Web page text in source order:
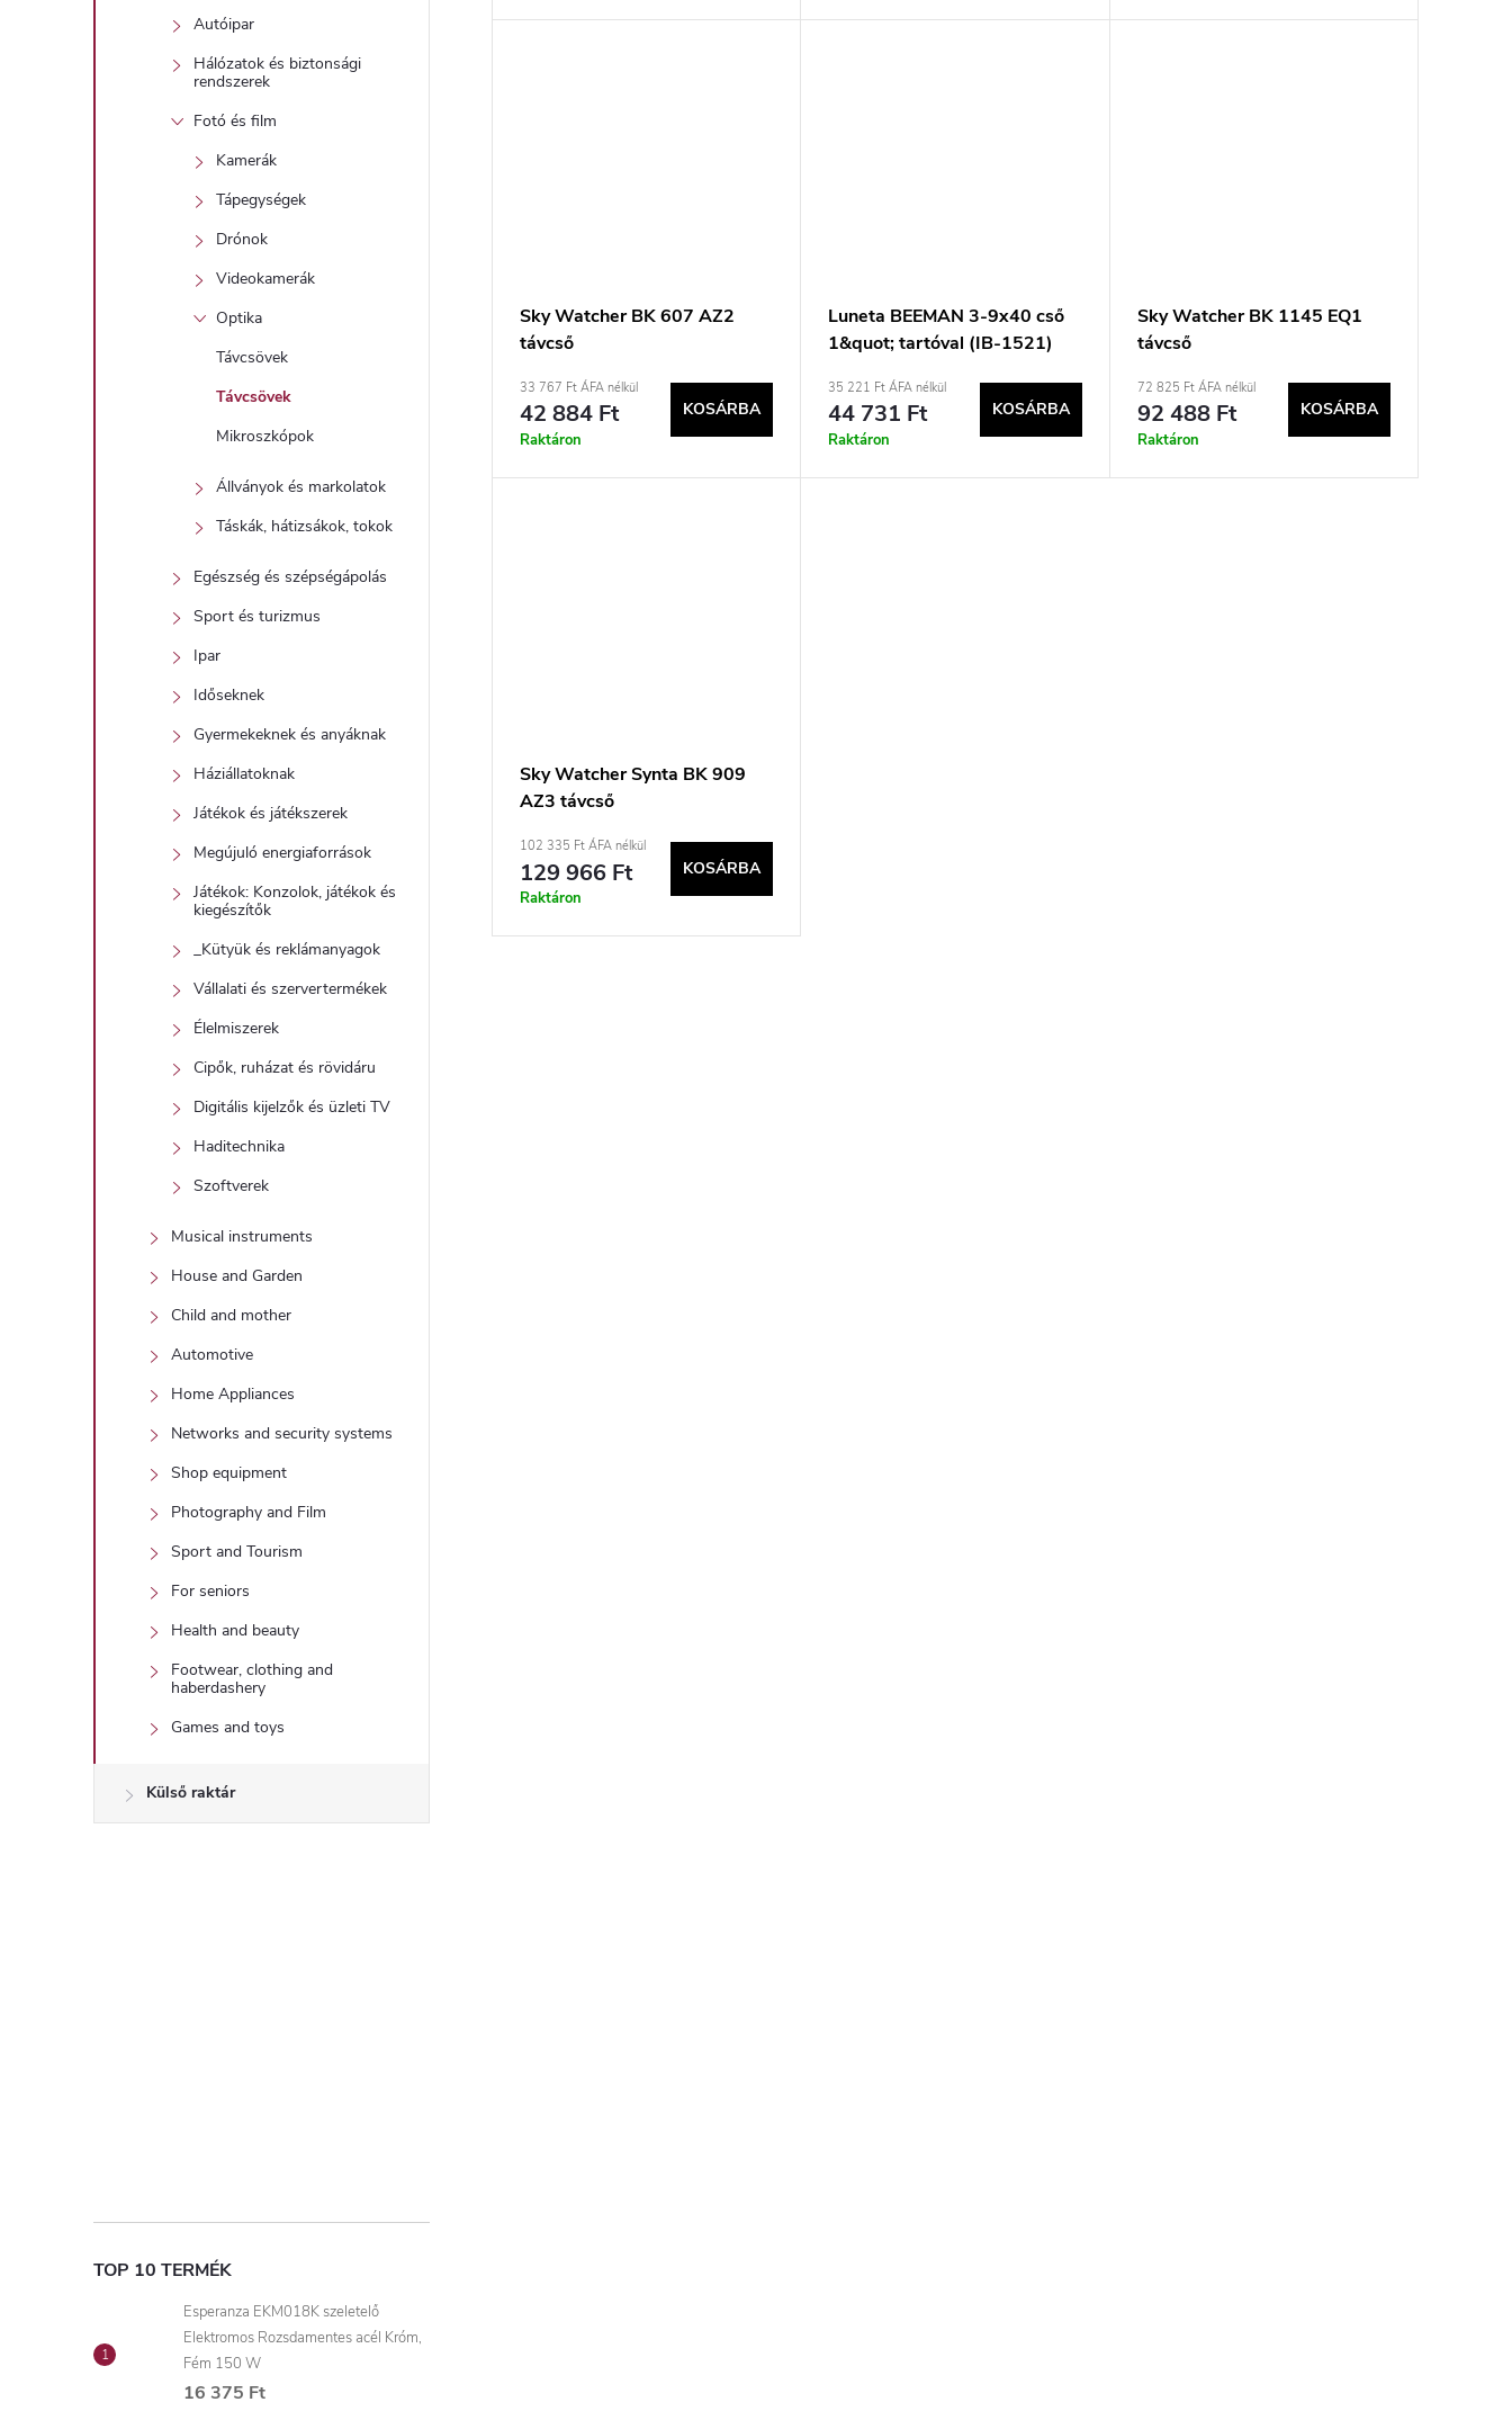
Autóipar
Hálózatok és biztonsági
rendszerek
Fotó és film
Kamerák
Tápegységek
Drónok
Videokamerák
Optika
Távcsövek
Távcsövek
Mikroszkópok
Állványok és markolatok
Táskák, hátizsákok, tokok
Egészség és szépségápolás
Sport és turizmus
Ipar
Időseknek
Gyermekeknek és anyáknak
Háziállatoknak
Játékok és játékszerek
Megújuló energiaforrások
Játékok: Konzolok, játékok és
kiegészítők
_Kütyük és reklámanyagok
Vállalati és szervertermékek
Élelmiszerek
Cipők, ruházat és rövidáru
Digitális kijelzők és üzleti TV
Haditechnika
Szoftverek
Musical instruments
House and Garden
Child and mother
Automotive
Home Appliances
Networks and security systems
Shop equipment
Photography and Film
Sport and Tourism
For seniors
Health and beauty
Footwear, clothing and
haberdashery
Games and toys
Külső raktár
TOP 10 TERMÉK
Esperanza EKM018K szeletelő
Elektromos Rozsdamentes acél Króm,
Fém 150 W
16 375 Ft
d
l
Sky Watcher BK 607 AZ2
távcső
33 767 Ft ÁFA nélkül
42 884 Ft
Raktáron
KOSÁRBA
Luneta BEEMAN 3-9x40 cső
1&quot; tartóval (IB-1521)
35 221 Ft ÁFA nélkül
44 731 Ft
Raktáron
KOSÁRBA
Sky Watcher BK 1145 EQ1
távcső
72 825 Ft ÁFA nélkül
92 488 Ft
Raktáron
KOSÁRBA
Sky Watcher Synta BK 909
AZ3 távcső
102 335 Ft ÁFA nélkül
129 966 Ft
Raktáron
KOSÁRBA